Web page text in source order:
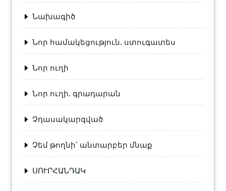
Նախագիծ
Նոր համակեցություն. ստուգատես
Նոր ուղի
Նոր ուղի. գրադարան
Չդասակարգված
Չեմ թողնի՝ անտարբեր մնաք
ՍՈՒՐՀԱՆԴԱԿ